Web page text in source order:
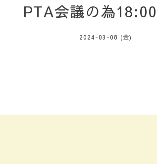
PTA会議の為
2024-03-08 (金)